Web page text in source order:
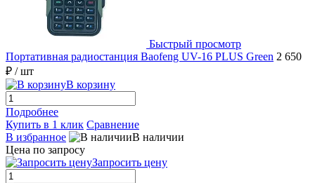
Быстрый просмотр
Портативная радиостанция Baofeng UV-16 PLUS Green 2 650
₽ / шт
В корзину
Подробнее
Купить в 1 клик Сравнение
В избранное
В наличии
Цена по запросу
Запросить цену